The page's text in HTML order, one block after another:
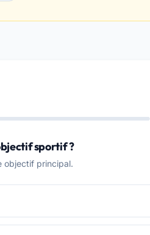
sportif ?
objectif principal.